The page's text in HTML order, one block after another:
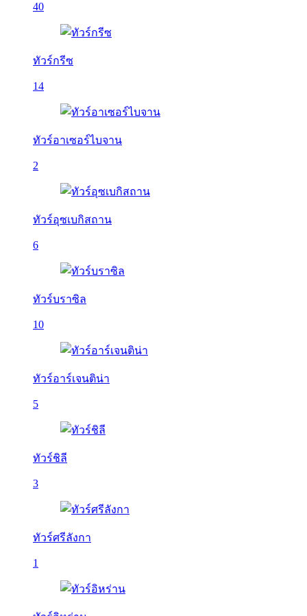
40
ทัวร์กรีซ
14
ทัวร์อาเซอร์ไบจาน
2
ทัวร์อุซเบกิสถาน
6
ทัวร์บราซิล
10
ทัวร์อาร์เจนติน่า
5
ทัวร์ชิลี
3
ทัวร์ศรีลังกา
1